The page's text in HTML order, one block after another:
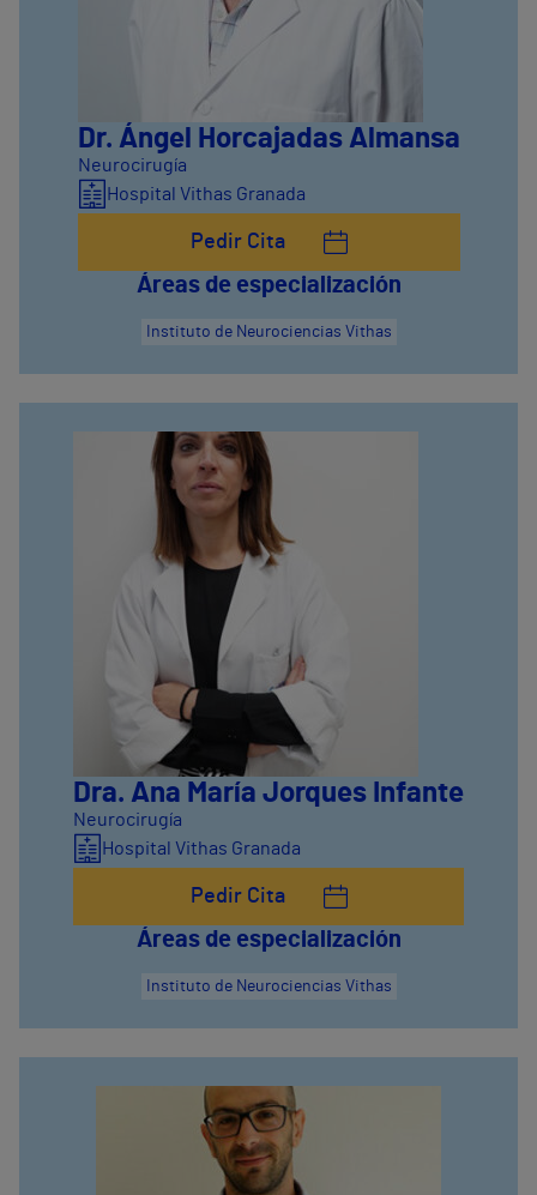
Dr. Ángel Horcajadas Almansa
Neurocirugía
Hospital Vithas Granada
Pedir Cita
Áreas de especialización
Instituto de Neurociencias Vithas
Dra. Ana María Jorques Infante
Neurocirugía
Hospital Vithas Granada
Pedir Cita
Áreas de especialización
Instituto de Neurociencias Vithas